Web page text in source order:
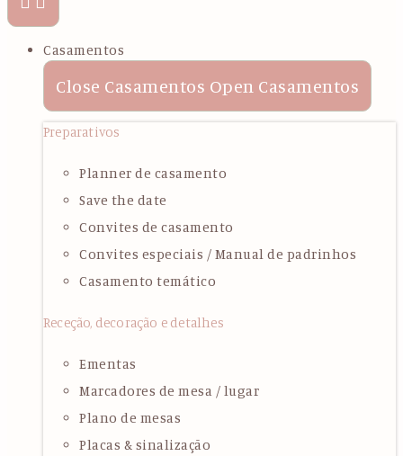
Casamentos
Close Casamentos Open Casamentos
Preparativos
Planner de casamento
Save the date
Convites de casamento
Convites especiais / Manual de padrinhos
Casamento temático
Receção, decoração e detalhes
Ementas
Marcadores de mesa / lugar
Plano de mesas
Placas & sinalização